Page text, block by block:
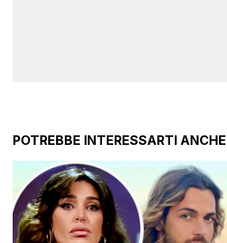
POTREBBE INTERESSARTI ANCHE